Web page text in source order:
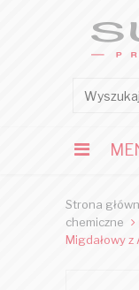
Strona
chemiczne
Migdałowy z